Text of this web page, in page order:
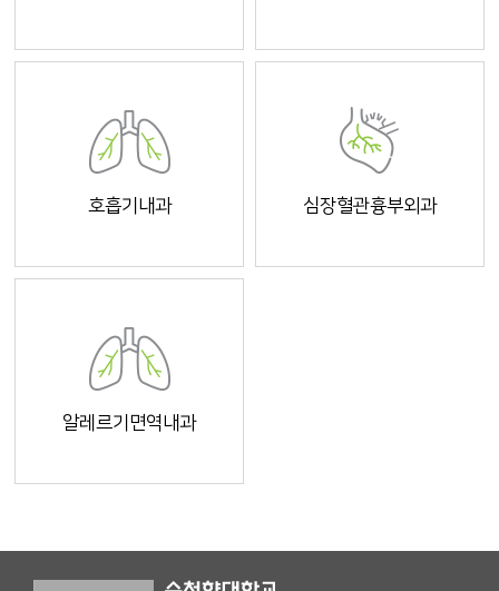
호흡기내과 심장혈관흉부외과
알레르기면역내과